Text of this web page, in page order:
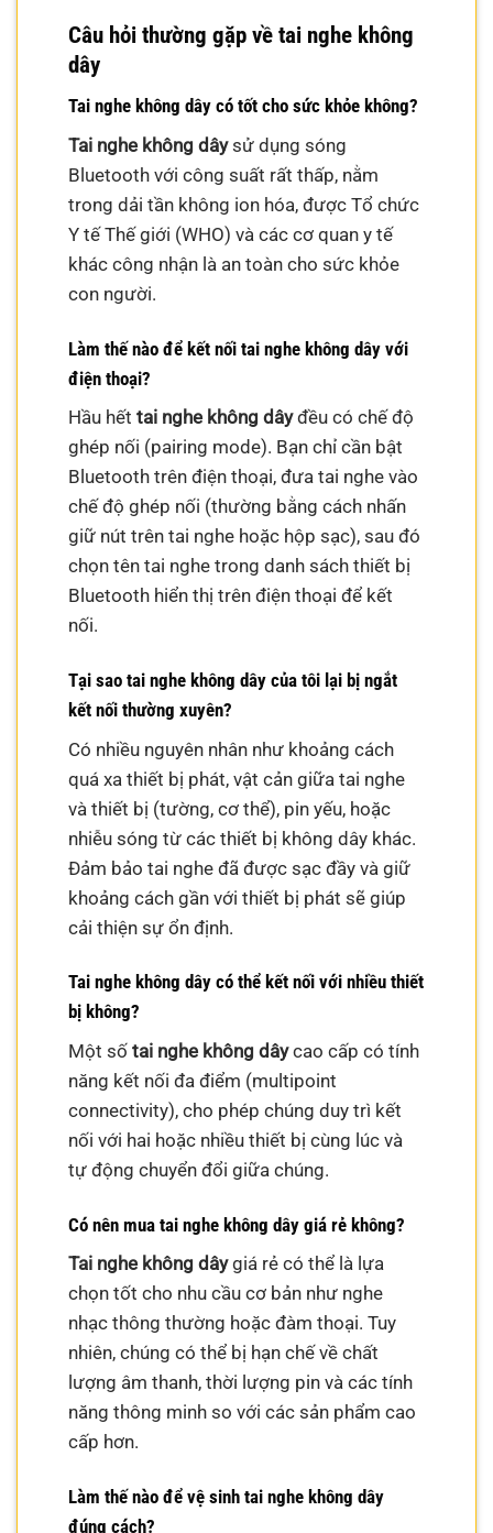
Câu hỏi thường gặp về tai nghe không
dây
Tai nghe không dây có tốt cho sức khỏe không?
Tai nghe không dâysử dụng sóng
Bluetooth với công suất rất thấp, nằm
trong dải tần không ion hóa, được Tổ chức
Y tế Thế giới (WHO) và các cơ quan y tế
khác công nhận là an toàn cho sức khỏe
con người.
Làm thế nào để kết nối tai nghe không dây với
điện thoại?
Hầu hếttai nghe không dâyđều có chế độ
ghép nối (pairing mode). Bạn chỉ cần bật
Bluetooth trên điện thoại, đưa tai nghe vào
chế độ ghép nối (thường bằng cách nhấn
giữ nút trên tai nghe hoặc hộp sạc), sau đó
chọn tên tai nghe trong danh sách thiết bị
Bluetooth hiển thị trên điện thoại để kết
nối.
Tại sao tai nghe không dây của tôi lại bị ngắt
kết nối thường xuyên?
Có nhiều nguyên nhân như khoảng cách
quá xa thiết bị phát, vật cản giữa tai nghe
và thiết bị (tường, cơ thể), pin yếu, hoặc
nhiễu sóng từ các thiết bị không dây khác.
Đảm bảo tai nghe đã được sạc đầy và giữ
khoảng cách gần với thiết bị phát sẽ giúp
cải thiện sự ổn định.
Tai nghe không dây có thể kết nối với nhiều thiết
bị không?
Một sốtai nghe không dâycao cấp có tính
năng kết nối đa điểm (multipoint
connectivity), cho phép chúng duy trì kết
nối với hai hoặc nhiều thiết bị cùng lúc và
tự động chuyển đổi giữa chúng.
Có nên mua tai nghe không dây giá rẻ không?
Tai nghe không dâygiá rẻ có thể là lựa
chọn tốt cho nhu cầu cơ bản như nghe
nhạc thông thường hoặc đàm thoại. Tuy
nhiên, chúng có thể bị hạn chế về chất
lượng âm thanh, thời lượng pin và các tính
năng thông minh so với các sản phẩm cao
cấp hơn.
Làm thế nào để vệ sinh tai nghe không dây
đúng cách?